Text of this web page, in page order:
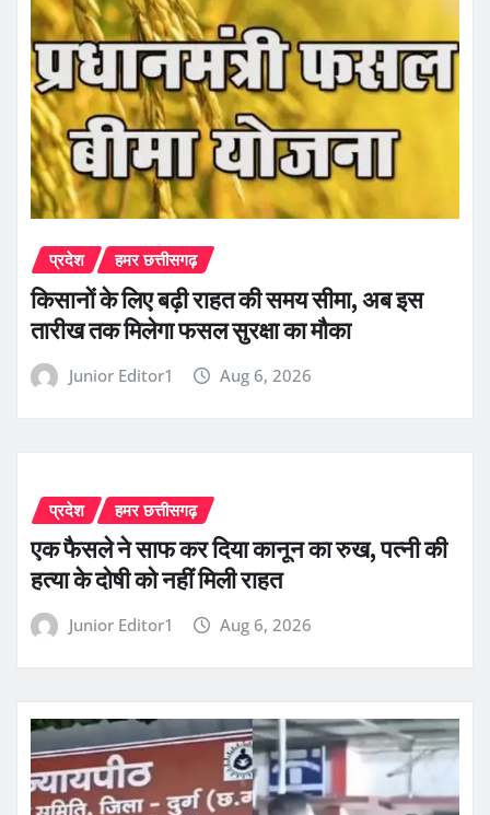
प्रदेश हमर छत्तीसगढ़
किसानों के लिए बढ़ी राहत की समय सीमा, अब इस
तारीख तक मिलेगा फसल सुरक्षा का मौका
Junior Editor1 Aug 6, 2026
प्रदेश हमर छत्तीसगढ़
एक फैसले ने साफ कर दिया कानून का रुख, पत्नी की
हत्या के दोषी को नहीं मिली राहत
Junior Editor1 Aug 6, 2026